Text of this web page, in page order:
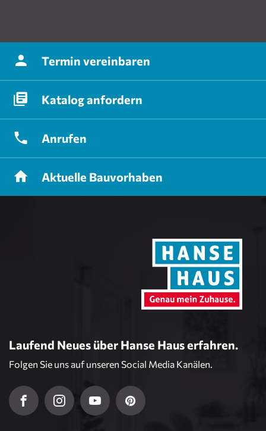
Termin vereinbaren
Kataloganfordern
Anrufen
Aktuelle Bauvorhaben
Laufend Neues über Hanse Haus erfahren.
Folgen Sie uns auf unseren Social Media Kanälen.